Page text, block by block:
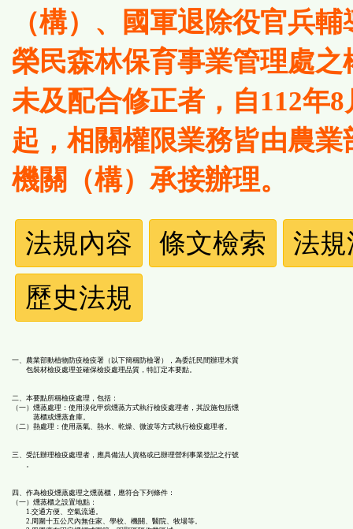
（構）、國軍退除役官兵
榮民森林保育事業管理處之
未及配合修正者，自112年8
起，相關權限業務皆由農業
機關（構）承接辦理。
法
規
功
按
鈕
區
法規內容 條文檢索
法
歷史法規
一、農業部動植物防疫檢疫署（以下簡稱防檢署），為委託民間辦理木質
包裝材檢疫處理並確保檢疫處理品質，特訂定本要點。
二、本要點所稱檢疫處理，包括：
（一）燻蒸處理：使用溴化甲烷燻蒸方式執行檢疫處理者，其設施包括燻
蒸櫃或燻蒸倉庫。
（二）熱處理：使用蒸氣、熱水、乾燥、微波等方式執行檢疫處理者。
三、受託辦理檢疫處理者，應具備法人資格或已辦理營利事業登記之行號
。
四、作為檢疫燻蒸處理之燻蒸櫃，應符合下列條件：
（一）燻蒸櫃之設置地點：
1.交通方便、空氣流通。
2.周圍十五公尺內無住家、學校、機關、醫院、牧場等。